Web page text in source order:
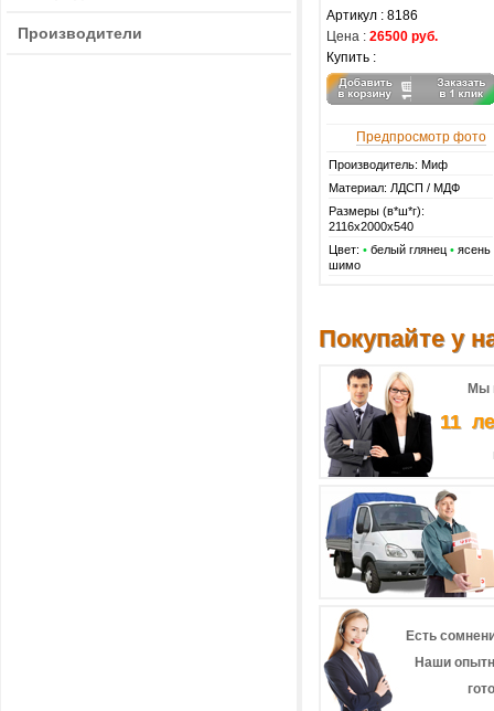
Производители
Артикул : 8186
Цена : 26500 руб.
Купить :
Предпросмотр фото
Производитель: Миф
Материал: ЛДСП / МДФ
Размеры (в*ш*г):
2116х2000х540
Цвет: • белый глянец • ясень
шимо
Покупайте у
Мы
11
Есть
Наши